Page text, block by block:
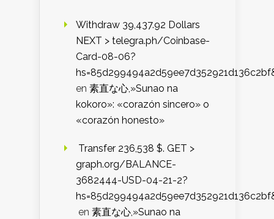
Withdraw 39,437.92 Dollars
NEXT > telegra.ph/Coinbase-
Card-08-06?
en 素直な心,»Sunao na
kokoro»: «corazón sincero» o
«corazón honesto»
️ Transfer 236,538 $. GET >
graph.org/BALANCE-
3682444-USD-04-21-2?
en 素直な心,»Sunao na